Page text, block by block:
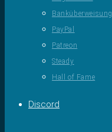
Banküberweisung
PayPal
Patreon
Steady
Hall of Fame
Discord